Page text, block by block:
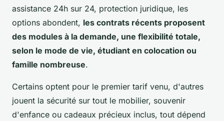
assistance 24h sur 24, protection juridique, les
options abondent, les contrats récents proposent
des modules à la demande, une flexibilité totale,
selon le mode de vie, étudiant en colocation ou
famille nombreuse.
Certains optent pour le premier tarif venu, d'autres
jouent la sécurité sur tout le mobilier, souvenir
d'enfance ou cadeaux précieux inclus, tout dépend